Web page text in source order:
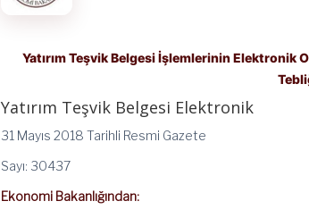
Yatırım Teşvik Belgesi İşlemlerinin
Yatırım Teşvik Belgesi Elektronik
31 Mayıs 2018 Tarihli Resmi Gazete
Sayı: 30437
Ekonomi Bakanlığından: